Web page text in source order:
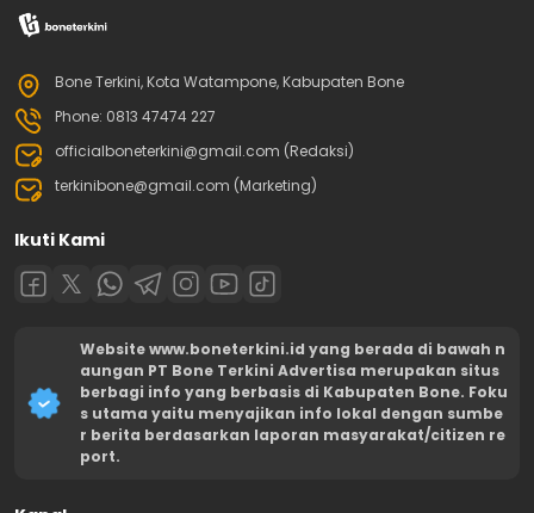
Bone Terkini, Kota Watampone, Kabupaten Bone
Phone: 0813 47474 227
officialboneterkini@gmail.com (Redaksi)
terkinibone@gmail.com (Marketing)
Ikuti Kami
Website www.boneterkini.id yang berada di bawah n
aungan PT Bone Terkini Advertisa merupakan situs
berbagi info yang berbasis di Kabupaten Bone. Foku
s utama yaitu menyajikan info lokal dengan sumbe
r berita berdasarkan laporan masyarakat/citizen re
port.